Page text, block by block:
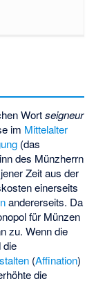
Wortseigneur
im Mittelalter
(das
des Münzherrn
Zeit aus der
einerseits
andererseits. Da
für Münzen
zu. Wenn die
die
(Affination)
die